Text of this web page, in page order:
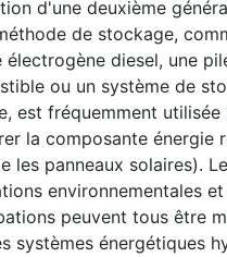
d'une deuxième
de stockage,
électrogène diesel, une
ou un système de
est fréquemment utilisée
la composante énergie
les panneaux solaires).
environnementales
peuvent tous être
systèmes énergétiques